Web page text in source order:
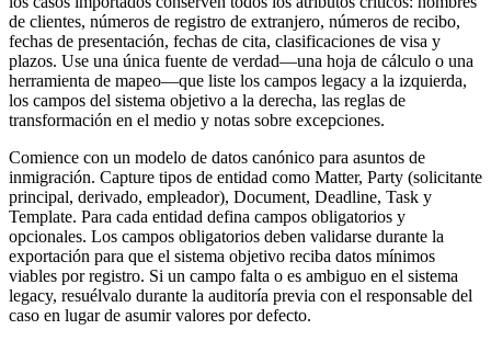
de clientes, números de registro de extranjero, números de recibo,
fechas de presentación, fechas de cita, clasificaciones de visa y
plazos. Use una única fuente de verdad—una hoja de cálculo o una
herramienta de mapeo—que liste los campos legacy a la izquierda,
los campos del sistema objetivo a la derecha, las reglas de
transformación en el medio y notas sobre excepciones.
Comience con un modelo de datos canónico para asuntos de
inmigración. Capture tipos de entidad como Matter, Party (solicitante
principal, derivado, empleador), Document, Deadline, Task y
Template. Para cada entidad defina campos obligatorios y
opcionales. Los campos obligatorios deben validarse durante la
exportación para que el sistema objetivo reciba datos mínimos
viables por registro. Si un campo falta o es ambiguo en el sistema
legacy, resuélvalo durante la auditoría previa con el responsable del
caso en lugar de asumir valores por defecto.